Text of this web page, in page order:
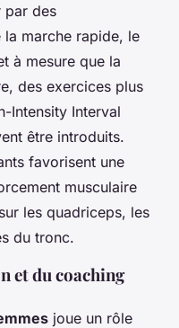
par des
la marche rapide, le
à mesure que la
des exercices plus
Intensity Interval
être introduits.
favorisent une
musculaire
les quadriceps, les
du tronc.
et du coaching
joue un rôle